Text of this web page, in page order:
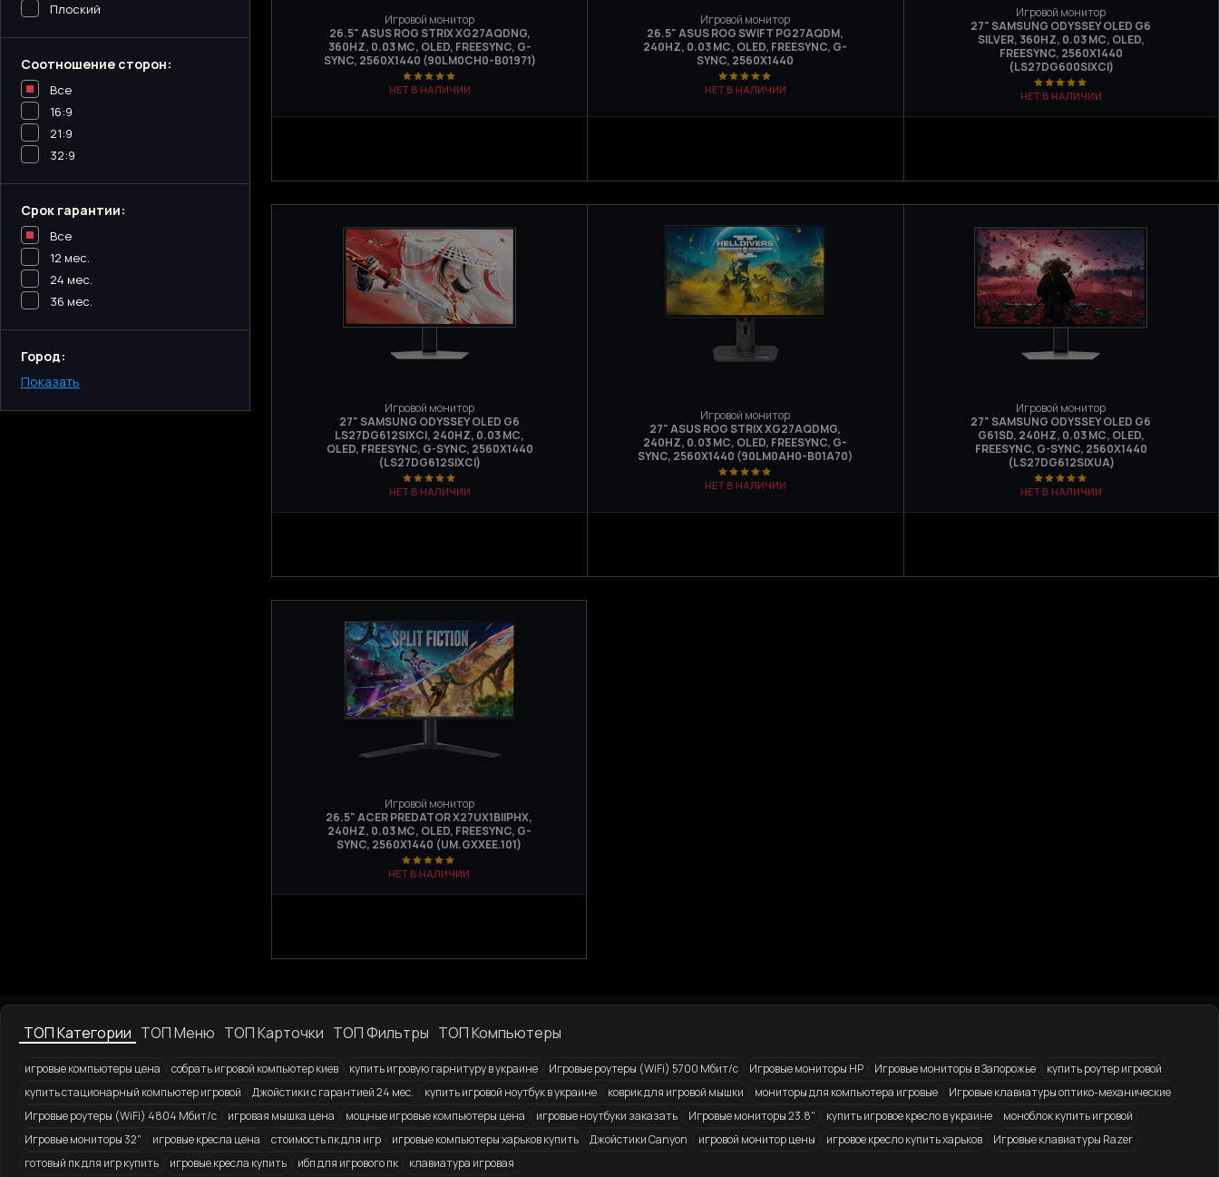
Плоский
Соотношение сторон:
Все
16:9
21:9
32:9
Срок гарантии:
Все
12 мес.
24 мес.
36 мес.
Город:
Киев
Показать
Игровой монитор
26.5" ASUS ROG STRIX XG27AQDNG,
360HZ, 0.03 МС, OLED, FREESYNC, G-
SYNC, 2560Х1440 (90LM0CH0-B01971)
НЕТ В НАЛИЧИИ
Игровой монитор
26.5" ASUS ROG SWIFT PG27AQDM,
240HZ, 0.03 МС, OLED, FREESYNC, G-
SYNC, 2560X1440
НЕТ В НАЛИЧИИ
Игровой монитор
27" SAMSUNG ODYSSEY OLED G6
SILVER, 360HZ, 0.03 МС, OLED,
FREESYNC, 2560Х1440
(LS27DG600SIXCI)
НЕТ В НАЛИЧИИ
Игровой монитор
27" SAMSUNG ODYSSEY OLED G6
LS27DG612SIXCI, 240HZ, 0.03 МС,
OLED, FREESYNC, G-SYNC, 2560Х1440
(LS27DG612SIXCI)
НЕТ В НАЛИЧИИ
Игровой монитор
27" ASUS ROG STRIX XG27AQDMG,
240HZ, 0.03 МС, OLED, FREESYNC, G-
SYNC, 2560X1440 (90LM0AH0-B01A70)
НЕТ В НАЛИЧИИ
Игровой монитор
27" SAMSUNG ODYSSEY OLED G6
G61SD, 240HZ, 0.03 МС, OLED,
FREESYNC, G-SYNC, 2560Х1440
(LS27DG612SIXUA)
НЕТ В НАЛИЧИИ
Игровой монитор
26.5" ACER PREDATOR X27UX1BIIPHX,
240HZ, 0.03 МС, OLED, FREESYNC, G-
SYNC, 2560Х1440 (UM.GXXEE.101)
НЕТ В НАЛИЧИИ
ТОП Категории ТОП Меню ТОП Карточки ТОП Фильтры ТОП Компьютеры
игровые компьютеры цена собрать игровой компьютер киев купить игровую гарнитуру в украине Игровые роутеры (WiFi) 5700 Мбит/с Игровые мониторы HP Игровые мониторы в Запорожье
купить роутер игровой
купить стационарный компьютер игровой
Джойстики с гарантией 24 мес. купить игровой ноутбук в украине коврик для игровой мышки мониторы для компьютера игровые
Игровые клавиатуры оптико-механические
Игровые роутеры (WiFi) 4804 Мбит/с
игровая мышка цена мощные игровые компьютеры цена игровые ноутбуки заказать Игровые мониторы 23.8" купить игровое кресло в украине
моноблок купить игровой
Игровые мониторы 32"
игровые кресла цена стоимость пк для игр игровые компьютеры харьков купить Джойстики Canyon игровой монитор цены игровое кресло купить харьков
Игровые клавиатуры Razer
готовый пк для игр купить
игровые кресла купить ибп для игрового пк клавиатура игровая